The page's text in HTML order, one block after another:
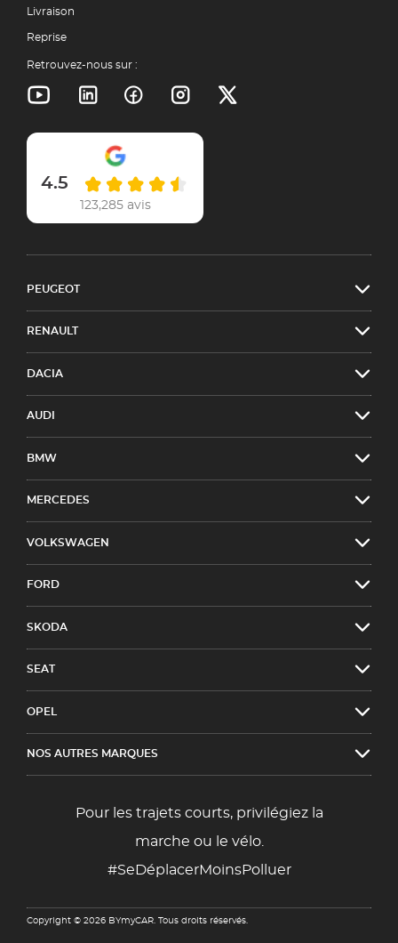
Livraison
Reprise
Retrouvez-nous sur :
4.5
123,285 avis
PEUGEOT
RENAULT
DACIA
AUDI
BMW
MERCEDES
VOLKSWAGEN
FORD
SKODA
SEAT
OPEL
NOS AUTRES MARQUES
Pour les trajets courts, privilégiez la
marche ou le vélo.
#SeDéplacerMoinsPolluer
Copyright © 2026 BYmyCAR. Tous droits réservés.